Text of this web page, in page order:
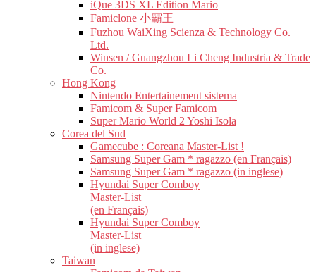
iQue 3DS XL Edition Mario
Famiclone 小霸王
Fuzhou WaiXing Scienza & Technology Co.
Ltd.
Winsen / Guangzhou Li Cheng Industria & Trade
Co.
Hong Kong
Nintendo Entertainement sistema
Famicom & Super Famicom
Super Mario World 2 Yoshi Isola
Corea del Sud
Gamecube : Coreana Master-List !
Samsung Super Gam * ragazzo (en Français)
Samsung Super Gam * ragazzo (in inglese)
Hyundai Super Comboy
Master-List
(en Français)
Hyundai Super Comboy
Master-List
(in inglese)
Taiwan